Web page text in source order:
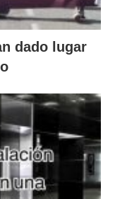
dado lugar